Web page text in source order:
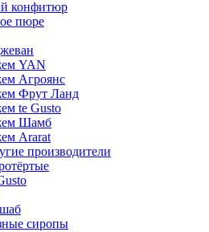
конфитюр
пюре
YAN
Агроянс
Фрут Ланд
te Gusto
Шамб
Ararat
производители
сиропы